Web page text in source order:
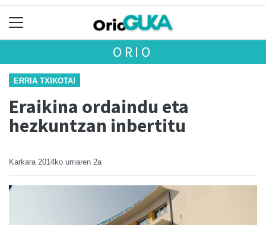
ORIO
ERRIA TXIKOTA!
Eraikina ordaindu eta
hezkuntzan inbertitu
Karkara 2014ko urriaren 2a